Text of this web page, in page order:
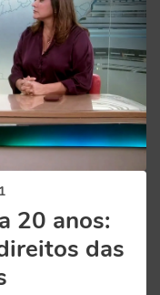
20 anos:
das